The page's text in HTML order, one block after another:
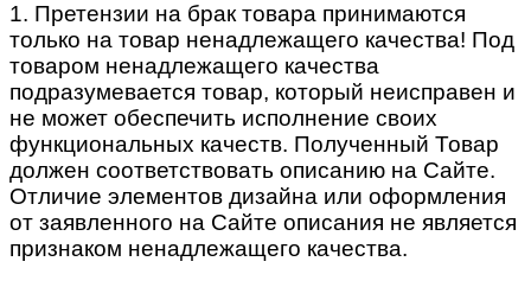
1. Претензии на брак товара принимаются
только на товар ненадлежащего качества! Под
товаром ненадлежащего качества
подразумевается товар, который неисправен и
не может обеспечить исполнение своих
функциональных качеств. Полученный Товар
должен соответствовать описанию на Сайте.
Отличие элементов дизайна или оформления
от заявленного на Сайте описания не является
признаком ненадлежащего качества.